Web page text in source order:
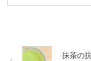
抹茶の